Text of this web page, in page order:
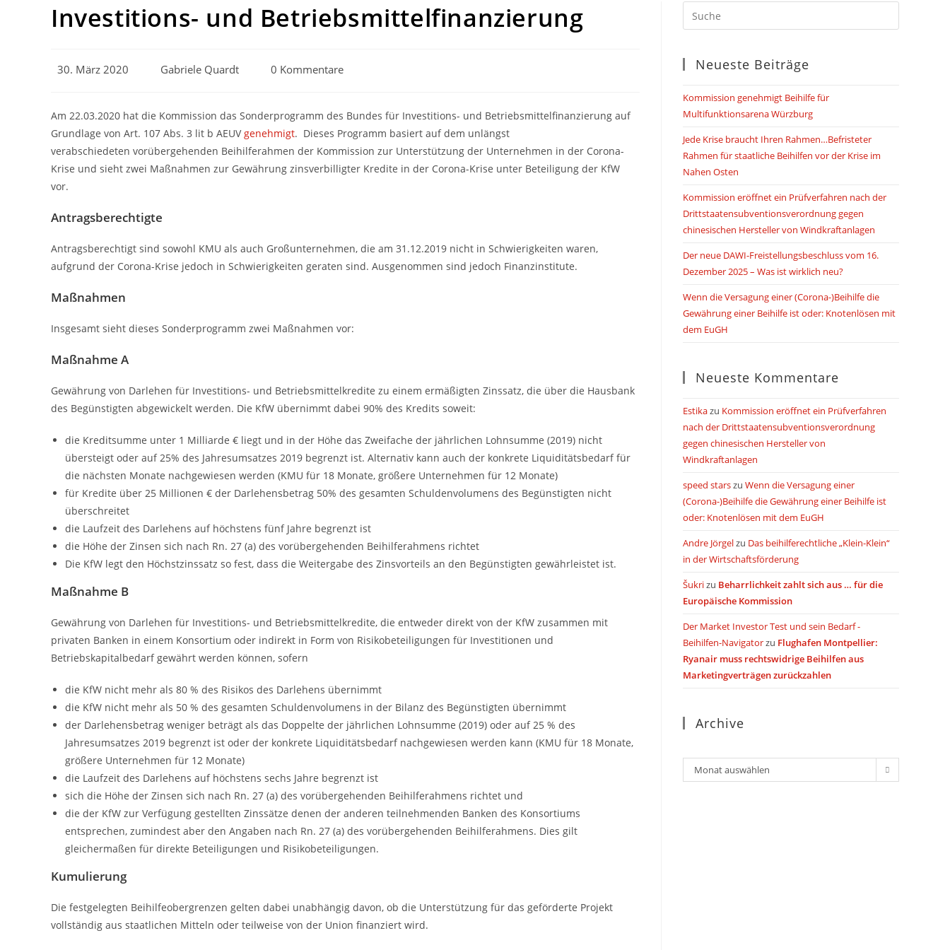
SUCHE
Investitions- und Betriebsmittelfinanzierung
Beitrag
30. März 2020
Beitrags-
Gabriele Quardt
Beitrags-
0 Kommentare
Am 22.03.2020 hat die Kommission das Sonderprogramm des Bundes für Investitions- und Betriebsmittelfinanzierung auf
Grundlage von Art. 107 Abs. 3 lit b AEUVgenehmigt. Dieses Programm basiert auf dem unlängst
verabschiedeten vorübergehenden Beihilferahmen der Kommission zur Unterstützung der Unternehmen in der Corona-
Krise und sieht zwei Maßnahmen zur Gewährung zinsverbilligter Kredite in der Corona-Krise unter Beteiligung der KfW
vor.
Antragsberechtigte
Antragsberechtigt sind sowohl KMU als auch Großunternehmen, die am 31.12.2019 nicht in Schwierigkeiten waren,
aufgrund der Corona-Krise jedoch in Schwierigkeiten geraten sind. Ausgenommen sind jedoch Finanzinstitute.
Maßnahmen
Insgesamt sieht dieses Sonderprogramm zwei Maßnahmen vor:
Maßnahme A
Gewährung von Darlehen für Investitions- und Betriebsmittelkredite zu einem ermäßigten Zinssatz, die über die Hausbank
des Begünstigten abgewickelt werden. Die KfW übernimmt dabei 90% des Kredits soweit:
die Kreditsumme unter 1 Milliarde € liegt und in der Höhe das Zweifache der jährlichen Lohnsumme (2019) nicht
übersteigt oder auf 25% des Jahresumsatzes 2019 begrenzt ist. Alternativ kann auch der konkrete Liquiditätsbedarf für
die nächsten Monate nachgewiesen werden (KMU für 18 Monate, größere Unternehmen für 12 Monate)
für Kredite über 25 Millionen € der Darlehensbetrag 50% des gesamten Schuldenvolumens des Begünstigten nicht
überschreitet
die Laufzeit des Darlehens auf höchstens fünf Jahre begrenzt ist
die Höhe der Zinsen sich nach Rn. 27 (a) des vorübergehenden Beihilferahmens richtet
Die KfW legt den Höchstzinssatz so fest, dass die Weitergabe des Zinsvorteils an den Begünstigten gewährleistet ist.
Maßnahme B
Gewährung von Darlehen für Investitions- und Betriebsmittelkredite, die entweder direkt von der KfW zusammen mit
privaten Banken in einem Konsortium oder indirekt in Form von Risikobeteiligungen für Investitionen und
Betriebskapitalbedarf gewährt werden können, sofern
die KfW nicht mehr als 80 % des Risikos des Darlehens übernimmt
die KfW nicht mehr als 50 % des gesamten Schuldenvolumens in der Bilanz des Begünstigten übernimmt
der Darlehensbetrag weniger beträgt als das Doppelte der jährlichen Lohnsumme (2019) oder auf 25 % des
Jahresumsatzes 2019 begrenzt ist oder der konkrete Liquiditätsbedarf nachgewiesen werden kann (KMU für 18 Monate,
größere Unternehmen für 12 Monate)
die Laufzeit des Darlehens auf höchstens sechs Jahre begrenzt ist
sich die Höhe der Zinsen sich nach Rn. 27 (a) des vorübergehenden Beihilferahmens richtet und
die der KfW zur Verfügung gestellten Zinssätze denen der anderen teilnehmenden Banken des Konsortiums
entsprechen, zumindest aber den Angaben nach Rn. 27 (a) des vorübergehenden Beihilferahmens. Dies gilt
gleichermaßen für direkte Beteiligungen und Risikobeteiligungen.
Kumulierung
Die festgelegten Beihilfeobergrenzen gelten dabei unabhängig davon, ob die Unterstützung für das geförderte Projekt
vollständig aus staatlichen Mitteln oder teilweise von der Union finanziert wird.
Neueste Beiträge
Kommission genehmigt Beihilfe für
Multifunktionsarena Würzburg
Jede Krise braucht Ihren Rahmen…Befristeter
Rahmen für staatliche Beihilfen vor der Krise im
Nahen Osten
Kommission eröffnet ein Prüfverfahren nach der
Drittstaatensubventionsverordnung gegen
chinesischen Hersteller von Windkraftanlagen
Der neue DAWI-Freistellungsbeschluss vom 16.
Dezember 2025 – Was ist wirklich neu?
Wenn die Versagung einer (Corona-)Beihilfe die
Gewährung einer Beihilfe ist oder: Knotenlösen mit
dem EuGH
Neueste Kommentare
Estikazu Kommission eröffnet ein Prüfverfahren
nach der Drittstaatensubventionsverordnung
gegen chinesischen Hersteller von
Windkraftanlagen
speed starszu Wenn die Versagung einer
(Corona-)Beihilfe die Gewährung einer Beihilfe ist
oder: Knotenlösen mit dem EuGH
Andre Jörgelzu Das beihilferechtliche „Klein-Klein“
in der Wirtschaftsförderung
Šukrizu Beharrlichkeit zahlt sich aus … für die
Europäische Kommission
Der Market Investor Test und sein Bedarf -
Beihilfen-Navigatorzu Flughafen Montpellier:
Ryanair muss rechtswidrige Beihilfen aus
Marketingverträgen zurückzahlen
Archive
Archiv
Monat auswählen